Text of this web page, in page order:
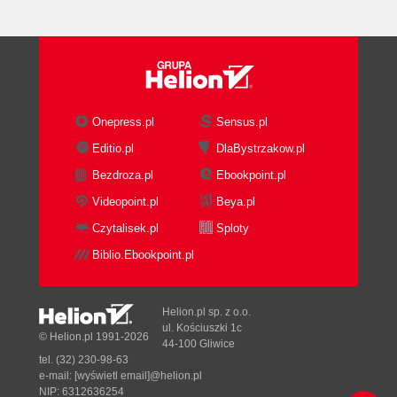
dostosowywanie i rozwiązywanie problemów (65)
gotowości systemu (66)
Własne konfiguracje uruchamiania z
wykorzystaniem danych konfiguracyjnych
Zastosowanie funkcji Uruchamianie i
odzyskiwanie do modyfikowania BCD (69)
Zastosowanie programu Konfiguracja
modyfikacji opcji rozruchu (74)
Własne konfiguracje uruchamiania z
wykorzystaniem menu opcji zaawansowanych
(79)
Onepress.pl
Sensus.pl
Editio.pl
DlaBystrzakow.pl
Bezdroza.pl
Ebookpoint.pl
Videopoint.pl
Beya.pl
Czytalisek.pl
Sploty
Biblio.Ebookpoint.pl
© Helion.pl 1991-2026
Helion.pl sp. z o.o.
ul. Kościuszki 1c
44-100 Gliwice
tel. (32) 230-98-63
e-mail: [wyświetl email]@helion.pl
NIP: 6312636254